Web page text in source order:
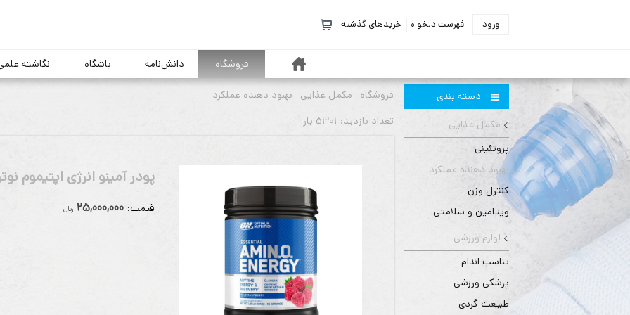
ورود فهرست دلخواه خریدهای گذشته
خانه فروشگاه دانش‌نامه باشگاه نگاشته
دسته بندی
مکمل غذایی
پروتئینی
بهبود دهنده عملکرد
کنترل وزن
ویتامین و سلامتی
لوازم ورزشی
تناسب اندام
پزشکی ورزشی
طبیعت گردی
فروشگاه مکمل غذایی
بهبود دهنده عملکرد
تعداد بازديد: 5301 بار
پودر آمینو انرژی اپتیموم
قيمت: 25,000,000 ريال